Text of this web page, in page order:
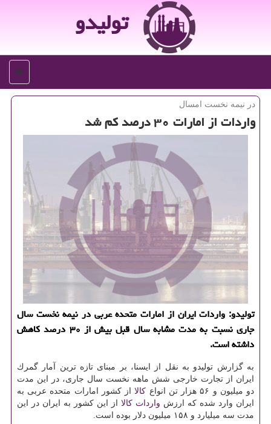
تولیدو
منو
در نیمه نخست امسال
واردات از امارات ۳۰ درصد كم شد
تولیدو: واردات ایران از امارات متحده عربی در نیمه نخست سال
جاری نسبت به مدت مشابه سال قبل بیش از ۳۰ درصد كاهش
داشته است.
به گزارش تولیدو به نقل از ایسنا، بر مبنای تازه ترین آمار گمرك
ایران از تجارت خارجی شش ماهه نخست سال جاری، در این مدت
دو میلیون و ۵۶ هزار تن انواع
كالااز كشور امارات متحده عربی به
ایران وارد شده كه ارزش واردات كالا از این كشور به ایران در این
مدت سه میلیارد و ۱۵۸ میلیون دلار بوده است.